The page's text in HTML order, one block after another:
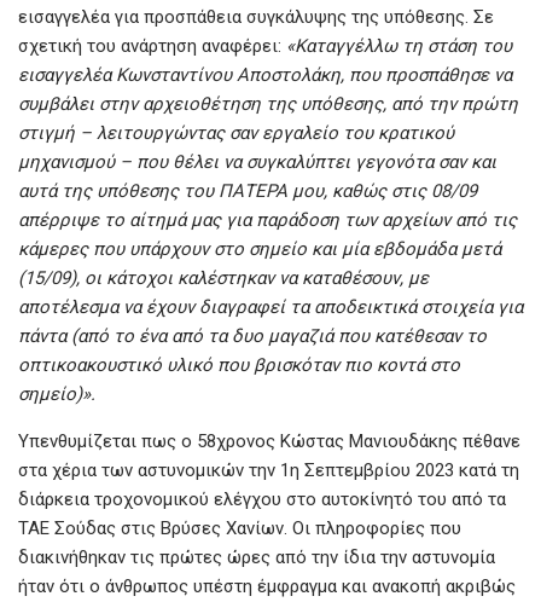
εισαγγελέα για προσπάθεια συγκάλυψης της υπόθεσης. Σε
σχετική του ανάρτηση αναφέρει: «Καταγγέλλω τη στάση του
εισαγγελέα Κωνσταντίνου Αποστολάκη, που προσπάθησε να
συμβάλει στην αρχειοθέτηση της υπόθεσης, από την πρώτη
στιγμή – λειτουργώντας σαν εργαλείο του κρατικού
μηχανισμού – που θέλει να συγκαλύπτει γεγονότα σαν και
αυτά της υπόθεσης του ΠΑΤΕΡΑ μου, καθώς στις 08/09
απέρριψε το αίτημά μας για παράδοση των αρχείων από τις
κάμερες που υπάρχουν στο σημείο και μία εβδομάδα μετά
(15/09), οι κάτοχοι καλέστηκαν να καταθέσουν, με
αποτέλεσμα να έχουν διαγραφεί τα αποδεικτικά στοιχεία για
πάντα (από το ένα από τα δυο μαγαζιά που κατέθεσαν το
οπτικοακουστικό υλικό που βρισκόταν πιο κοντά στο
σημείο)».
Υπενθυμίζεται πως o 58χρονος Κώστας Μανιουδάκης πέθανε
στα χέρια των αστυνομικών την 1η Σεπτεμβρίου 2023 κατά τη
διάρκεια τροχονομικού ελέγχου στο αυτοκίνητό του από τα
ΤΑΕ Σούδας στις Βρύσες Χανίων. Οι πληροφορίες που
διακινήθηκαν τις πρώτες ώρες από την ίδια την αστυνομία
ήταν ότι ο άνθρωπος υπέστη έμφραγμα και ανακοπή ακριβώς